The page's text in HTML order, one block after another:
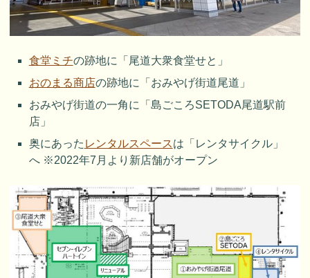
食堂ミチの跡地に「尾道大衆食堂せと」
おのまる商店の跡地に「おみやげ街道尾道」
おみやげ街道の一角に「島ごころSETODA尾道駅前
店」
奥にあった レンタルスペースは「レンタサイクル」
へ ※2022年7月より新店舗がオープン